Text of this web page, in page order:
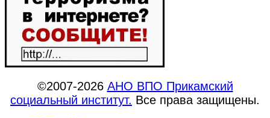
©2007-2026 АНО ВПО Прикамский
социальный институт. Все права защищены.